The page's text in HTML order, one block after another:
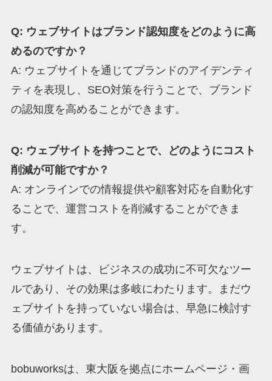
Q: ウェブサイトはブランド認知度をどのように高
めるのですか？
A: ウェブサイトを通じてブランドのアイデンティ
ティを表現し、SEO対策を行うことで、ブランド
の認知度を高めることができます。
Q: ウェブサイトを持つことで、どのようにコスト
削減が可能ですか？
A: オンラインでの情報提供や顧客対応を自動化す
ることで、運営コストを削減することができま
す。
ウェブサイトは、ビジネスの成功に不可欠なツー
ルであり、その効果は多岐にわたります。まだウ
ェブサイトを持っていない場合は、早急に検討す
る価値があります。
bobuworksは、東大阪を拠点にホームページ・画